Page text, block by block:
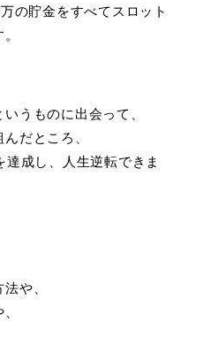
の貯金をすべてスロット
うものに出会って、
だところ、
成し、人生逆転できま
や、